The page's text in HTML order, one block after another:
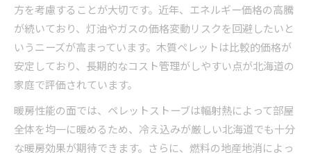
方を考慮することが大切です。近年、エネルギー価格の高騰
が続いており、灯油やガスの価格変動リスクを回避したいと
いうニーズが高まっています。木質ペレットは比較的価格が
安定しており、長期的なコスト管理がしやすい点が北海道の
家庭で評価されています。
暖房性能の面では、ペレットストーブは輻射熱によって部屋
全体を均一に暖めるため、冷え込みが厳しい北海道でも十分
な暖房効果が期待できます。さらに、燃料の地産地消によっ